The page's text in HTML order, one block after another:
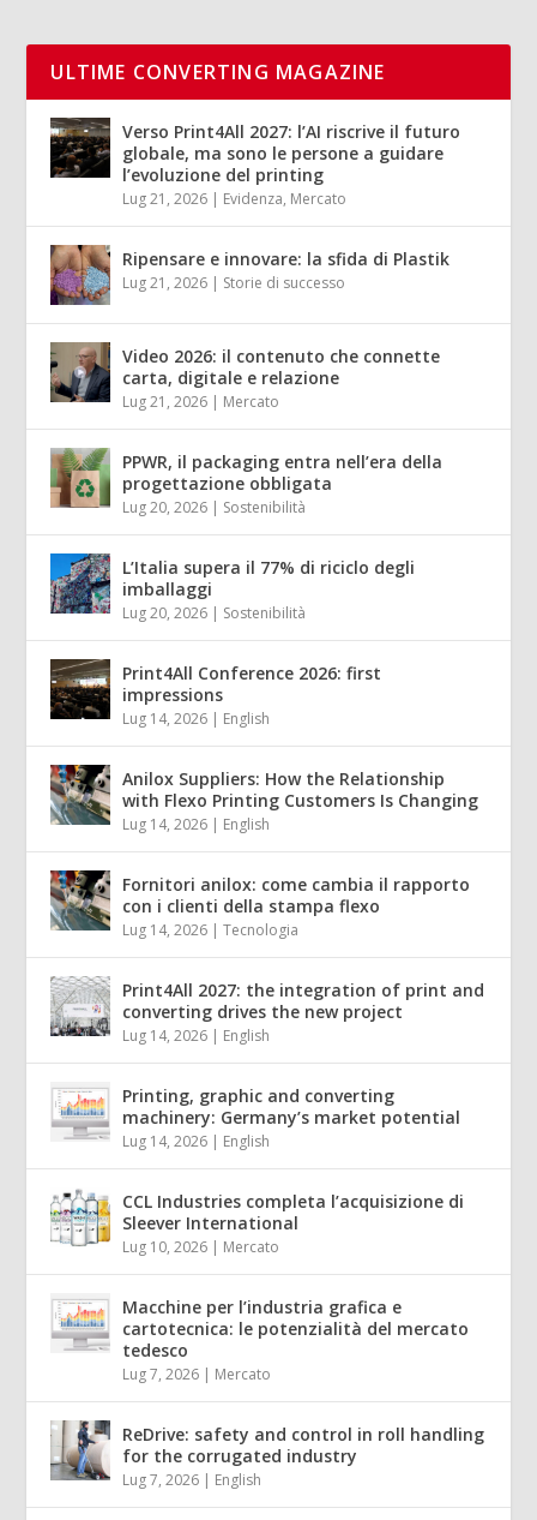
ULTIME CONVERTING MAGAZINE
Verso Print4All 2027: l’AI riscrive il futuro
globale, ma sono le persone a guidare
l’evoluzione del printing
Lug 21, 2026 | Evidenza, Mercato
Ripensare e innovare: la sfida di Plastik
Lug 21, 2026 | Storie di successo
Video 2026: il contenuto che connette
carta, digitale e relazione
Lug 21, 2026 | Mercato
PPWR, il packaging entra nell’era della
progettazione obbligata
Lug 20, 2026 | Sostenibilità
L’Italia supera il 77% di riciclo degli
imballaggi
Lug 20, 2026 | Sostenibilità
Print4All Conference 2026: first
impressions
Lug 14, 2026 | English
Anilox Suppliers: How the Relationship
with Flexo Printing Customers Is Changing
Lug 14, 2026 | English
Fornitori anilox: come cambia il rapporto
con i clienti della stampa flexo
Lug 14, 2026 |Tecnologia
Print4All 2027: the integration of print and
converting drives the new project
Lug 14, 2026 | English
Printing, graphic and converting
machinery: Germany’s market potential
Lug 14, 2026 | English
CCL Industries completa l’acquisizione di
Sleever International
Lug 10, 2026 | Mercato
Macchine per l’industria grafica e
cartotecnica: le potenzialità del mercato
tedesco
Lug 7, 2026 | Mercato
ReDrive: safety and control in roll handling
for the corrugated industry
Lug 7, 2026 | English